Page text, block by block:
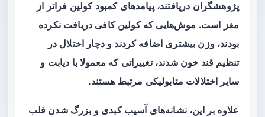
پژوهشگران دریافتند، پیامدهای کمبود کولین فراتر از
مغز است. موش‌هایی که کولین کافی دریافت نکرده
بودند، وزن بیشتری اضافه کردند و دچار اختلال در
تنظیم قند خون شدند، تغییراتی که معمولا با دیابت و
سایر اختلالات متابولیکی مرتبط هستند.
علاوه بر این، نشانه‌های آسیب کبدی و بزرگ شدن قلب